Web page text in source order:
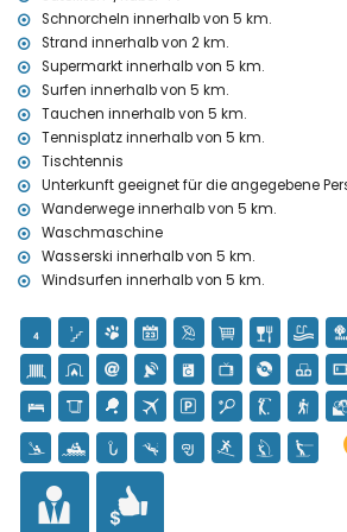
Sportaktivitäten
Tennis, Golf (Club de Golf Javea), Wandern,
Radfahren, Klettern, Kanusport, Kajaksport,
Schnorcheln, Surfen, Wasserski und
Kilometern der Villa)
Pferdesport (innerhalb von 10 Kilometern der
Schnorcheln innerhalb von 5 km.
Strand innerhalb von 2 km.
Supermarkt innerhalb von 5 km.
Surfen innerhalb von 5 km.
Tauchen innerhalb von 5 km.
Tennisplatz innerhalb von 5 km.
Tischtennis
Unterkunft geeignet für die angegebene
Wanderwege innerhalb von 5 km.
Waschmaschine
Wasserski innerhalb von 5 km.
Windsurfen innerhalb von 5 km.